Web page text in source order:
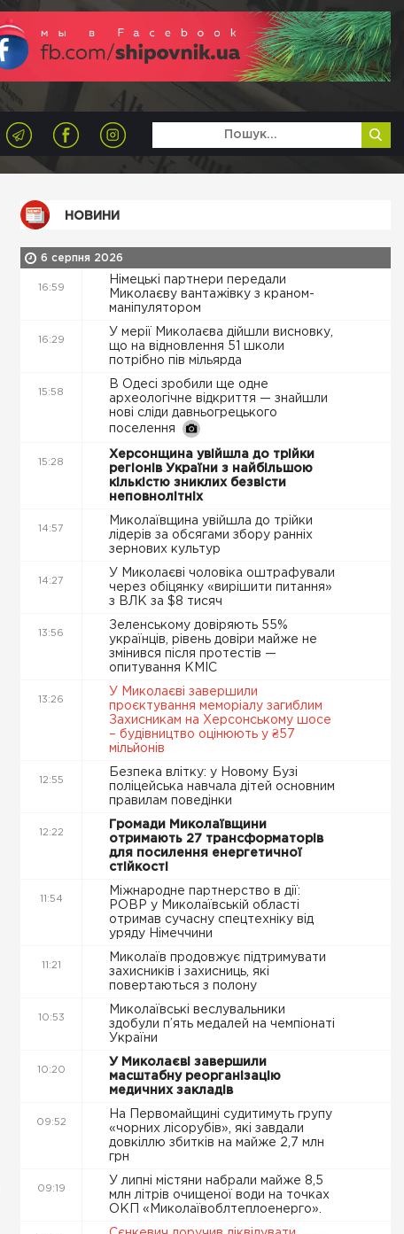
НОВИНИ
6 серпня 2026
16:59
Німецькі партнери передали
Миколаєву вантажівку з краном-
маніпулятором
16:29
У мерії Миколаєва дійшли висновку,
що на відновлення 51 школи
потрібно пів мільярда
15:58
В Одесі зробили ще одне
археологічне відкриття — знайшли
нові сліди давньогрецького
поселення
15:28
Херсонщина увійшла до трійки
регіонів України з найбільшою
кількістю зниклих безвісти
неповнолітніх
14:57
Миколаївщина увійшла до трійки
лідерів за обсягами збору ранніх
зернових культур
14:27
У Миколаєві чоловіка оштрафували
через обіцянку «вирішити питання»
з ВЛК за $8 тисяч
13:56
Зеленському довіряють 55%
українців, рівень довіри майже не
змінився після протестів —
опитування КМІС
13:26
У Миколаєві завершили
проєктування меморіалу загиблим
Захисникам на Херсонському шосе
– будівництво оцінюють у ₴57
мільйонів
12:55
Безпека влітку: у Новому Бузі
поліцейська навчала дітей основним
правилам поведінки
12:22
Громади Миколаївщини
отримають 27 трансформаторів
для посилення енергетичної
стійкості
11:54
Міжнародне партнерство в дії:
РОВР у Миколаївській області
отримав сучасну спецтехніку від
уряду Німеччини
11:21
Миколаїв продовжує підтримувати
захисників і захисниць, які
повертаються з полону
10:53
Миколаївські веслувальники
здобули п’ять медалей на чемпіонаті
України
10:20
У Миколаєві завершили
масштабну реорганізацію
медичних закладів
09:52
На Первомайщині судитимуть групу
«чорних лісорубів», які завдали
довкіллю збитків на майже 2,7 млн
грн
09:19
У липні містяни набрали майже 8,5
млн літрів очищеної води на точках
ОКП «Миколаївоблтеплоенерго».